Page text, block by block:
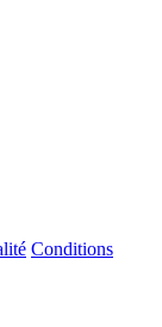
Conditions